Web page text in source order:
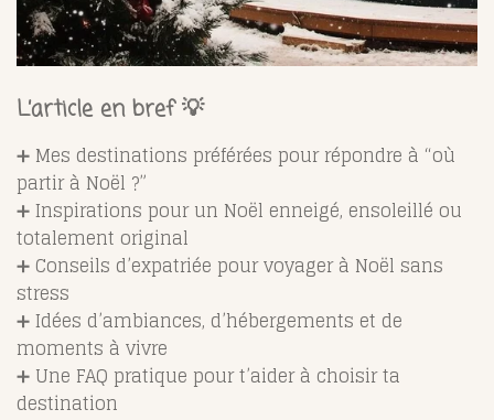
L’article en bref 💡
➕ Mes destinations préférées pour répondre à “où
partir à Noël ?”
➕ Inspirations pour un Noël enneigé, ensoleillé ou
totalement original
➕ Conseils d’expatriée pour voyager à Noël sans
stress
➕ Idées d’ambiances, d’hébergements et de
moments à vivre
➕ Une FAQ pratique pour t’aider à choisir ta
destination